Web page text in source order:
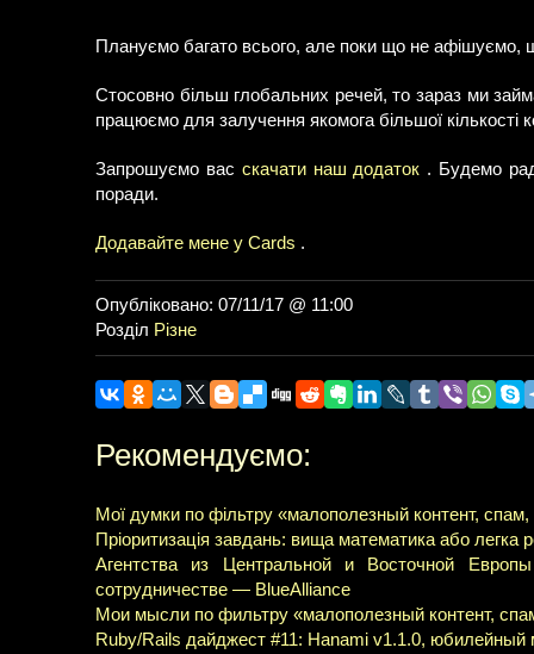
Плануємо багато всього, але поки що не афішуємо,
Стосовно більш глобальних речей, то зараз ми
працюємо для залучення якомога більшої кількості
Запрошуємо вас скачати наш додаток . Будемо
поради.
Додавайте мене у Сards .
Опубліковано: 07/11/17 @ 11:00
Розділ Різне
Рекомендуємо:
Мої думки по фільтру «малополезный контент,
Пріоритизація завдань: вища математика або легка
Агентства из Центральной и Восточной
сотрудничестве — BlueAlliance
Мои мысли по фильтру «малополезный контент,
Ruby/Rails дайджест #11: Hanami v1.1.0, юбилейный